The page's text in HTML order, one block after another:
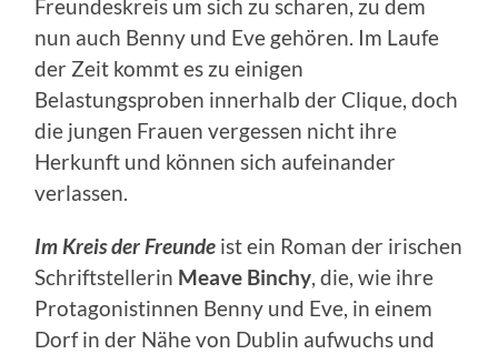
Freundeskreis um sich zu scharen, zu dem
nun auch Benny und Eve gehören. Im Laufe
der Zeit kommt es zu einigen
Belastungsproben innerhalb der Clique, doch
die jungen Frauen vergessen nicht ihre
Herkunft und können sich aufeinander
verlassen.
Im Kreis der Freunde ist ein Roman der irischen
Schriftstellerin Meave Binchy, die, wie ihre
Protagonistinnen Benny und Eve, in einem
Dorf in der Nähe von Dublin aufwuchs und